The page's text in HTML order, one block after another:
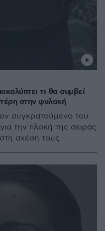
τι θα συμβεί
στην φυλακή
συγκρατούμενο του
την πλοκή της σειράς
σχέση τους